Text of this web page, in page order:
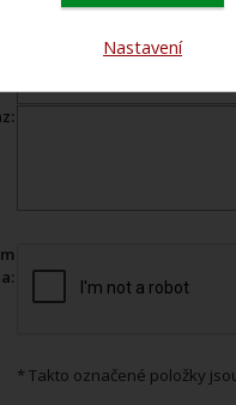
* Takto označené položky
Nastavení